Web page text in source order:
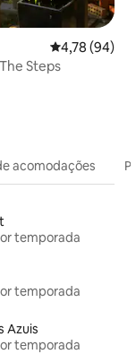
4,78 de uma
4,78 (94)
Steps
acomodações
temporada
temporada
Azuis
temporada